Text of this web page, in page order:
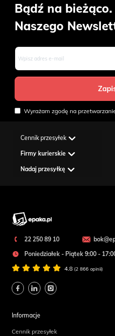
Bądź na
Naszego
Wyrażam zgodę na
Cennik przesyłek
Firmy kurierskie
Nadaj przesyłkę
22 250 89 10
Poniedziałek - Piątek 9:00 -
4.8 (2 866 opinii)
Informacje
Cennik przesyłek